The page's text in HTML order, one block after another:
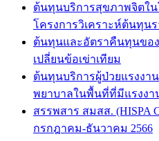
ต้นทุนบริการสุขภาพจิตใน
โครงการวิเคราะห์ต้นทุน
ต้นทุนและอัตราคืนทุนขอ
เปลี่ยนข้อเข่าเทียม
ต้นทุนบริการผู้ป่วยแรงงา
พยาบาลในพื้นที่ที่มีแรงง
สรรพสาร สมสส. (HISPA
กรกฎาคม-ธันวาคม 2566